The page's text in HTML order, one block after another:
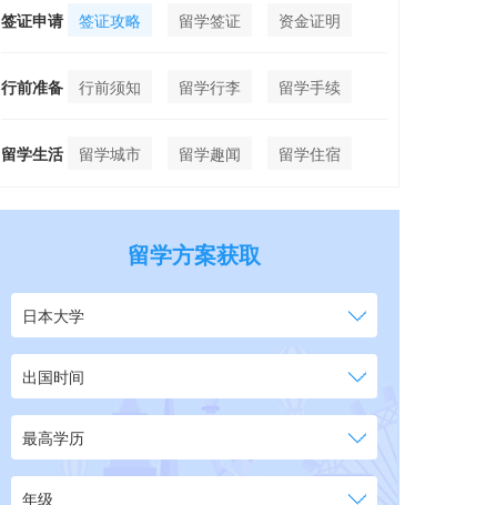
签证申请 签证攻略 留学签证 资金证明
行前准备 行前须知 留学行李 留学手续
留学生活 留学城市 留学趣闻 留学住宿
留学方案获取